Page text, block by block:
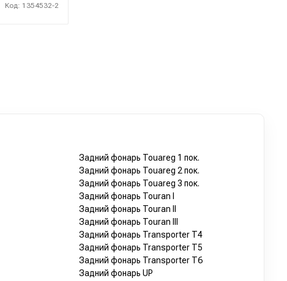
Код: 1354532-2
Задний фонарь Touareg 1 пок.
Задний фонарь Touareg 2 пок.
Задний фонарь Touareg 3 пок.
Задний фонарь Touran I
Задний фонарь Touran II
Задний фонарь Touran III
Задний фонарь Transporter T4
Задний фонарь Transporter T5
Задний фонарь Transporter T6
Задний фонарь UP